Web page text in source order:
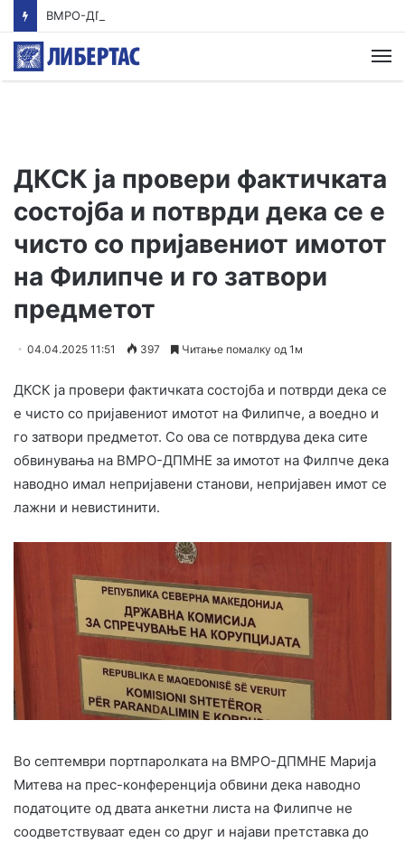
ДКСК ја провери фактичката
состојба и потврди дека се е
чисто со пријавениот имотот
на Филипче и го затвори
предметот
04.04.2025 11:51 397 Читање помалку од 1м
ДКСК ја провери фактичката состојба и потврди дека се
е чисто со пријавениот имотот на Филипче, а воедно и
го затвори предметот. Со ова се потврдува дека сите
обвинувања на ВМРО-ДПМНЕ за имотот на Филпче дека
наводно имал непријавени станови, непријавен имот се
лажни и невистинити.
Во септември портпаролката на ВМРО-ДПМНЕ Марија
Митева на прес-конференција обвини дека наводно
податоците од двата анкетни листа на Филипче не
соодветствуваат еден со друг и најави претставка до